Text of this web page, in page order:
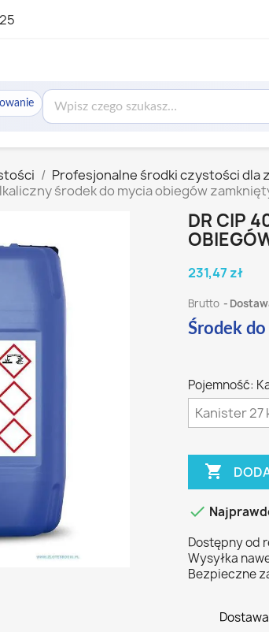
Profesjonalne środki czystości dla
środek do mycia obiegów
DR CIP
231,47 zł
Brutto
Środek
Pojemność:


Dostępny od
Wysyłka
Bezpieczne